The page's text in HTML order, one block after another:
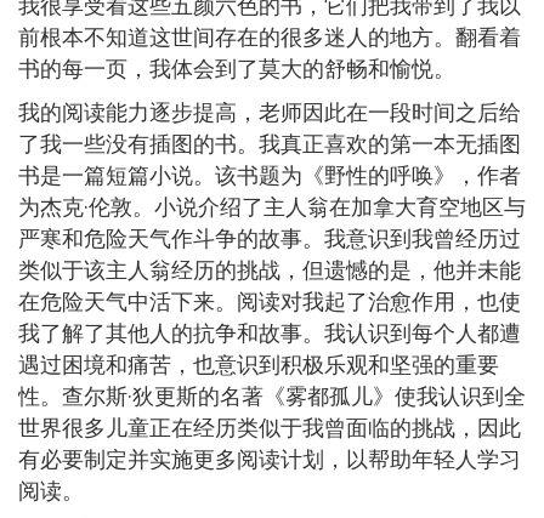
前根本不知道这世间存在的很多迷人的地方。翻看着
书的每一页，我体会到了莫大的舒畅和愉悦。
我的阅读能力逐步提高，老师因此在一段时间之后给
了我一些没有插图的书。我真正喜欢的第一本无插图
书是一篇短篇小说。该书题为《野性的呼唤》，作者
为杰克·伦敦。小说介绍了主人翁在加拿大育空地区与
严寒和危险天气作斗争的故事。我意识到我曾经历过
类似于该主人翁经历的挑战，但遗憾的是，他并未能
在危险天气中活下来。阅读对我起了治愈作用，也使
我了解了其他人的抗争和故事。我认识到每个人都遭
遇过困境和痛苦，也意识到积极乐观和坚强的重要
性。查尔斯·狄更斯的名著《雾都孤儿》使我认识到全
世界很多儿童正在经历类似于我曾面临的挑战，因此
有必要制定并实施更多阅读计划，以帮助年轻人学习
阅读。